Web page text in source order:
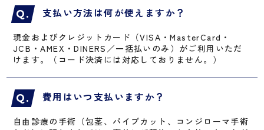
支払い方法は何が使えますか？
現金およびクレジットカード（VISA・MasterCard・
JCB・AMEX・DINERS／一括払いのみ）がご利用いただ
けます。（コード決済には対応しておりません。）
費用はいつ支払いますか？
自由診療の手術（包茎、パイプカット、コンジローマ手術